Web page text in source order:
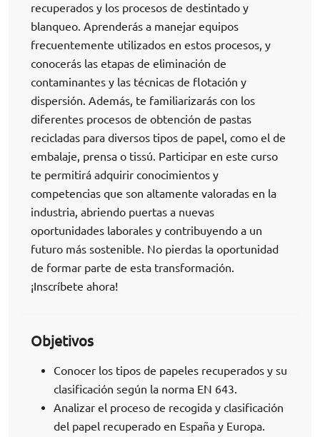
recuperados y los procesos de destintado y
blanqueo. Aprenderás a manejar equipos
frecuentemente utilizados en estos procesos, y
conocerás las etapas de eliminación de
contaminantes y las técnicas de flotación y
dispersión. Además, te familiarizarás con los
diferentes procesos de obtención de pastas
recicladas para diversos tipos de papel, como el de
embalaje, prensa o tissú. Participar en este curso
te permitirá adquirir conocimientos y
competencias que son altamente valoradas en la
industria, abriendo puertas a nuevas
oportunidades laborales y contribuyendo a un
futuro más sostenible. No pierdas la oportunidad
de formar parte de esta transformación.
¡Inscríbete ahora!
Objetivos
Conocer los tipos de papeles recuperados y su
clasificación según la norma EN 643.
Analizar el proceso de recogida y clasificación
del papel recuperado en España y Europa.